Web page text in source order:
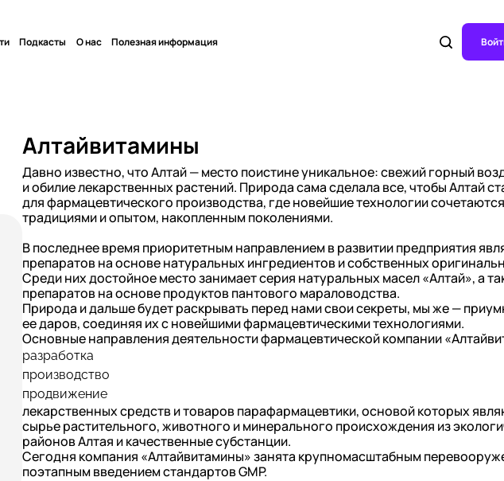
Подкасты О нас Полезная информация
Алтайвитамины
Давно известно, что Алтай — место поистине уникальное: свежий горный
и обилие лекарственных растений. Природа сама сделала все, чтобы Алтай
для фармацевтического производства, где новейшие технологии
традициями и опытом, накопленным поколениями.
В последнее время приоритетным направлением в развитии предприятия
препаратов на основе натуральных ингредиентов и собственных
Среди них достойное место занимает серия натуральных масел «Алтай», а
препаратов на основе продуктов пантового мараловодства.
Природа и дальше будет раскрывать перед нами свои секреты, мы же —
ее даров, соединяя их с новейшими фармацевтическими технологиями.
Основные направления деятельности фармацевтической компании
разработка
производство
продвижение
лекарственных средств и товаров парафармацевтики, основой которых
сырье растительного, животного и минерального происхождения из
районов Алтая и качественные субстанции.
Сегодня компания «Алтайвитамины» занята крупномасштабным
поэтапным введением стандартов GMP.